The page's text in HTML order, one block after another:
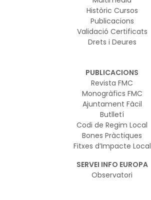
Històric Cursos
Publicacions
Validació Certificats
Drets i Deures
PUBLICACIONS
Revista FMC
Monogràfics FMC
Ajuntament Fàcil
Butlletí
Codi de Regim Local
Bones Pràctiques
Fitxes d’Impacte Local
SERVEI INFO EUROPA
Observatori